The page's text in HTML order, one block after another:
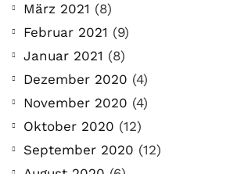
März 2021 (8)
Februar 2021 (9)
Januar 2021 (8)
Dezember 2020 (4)
November 2020 (4)
Oktober 2020 (12)
September 2020 (12)